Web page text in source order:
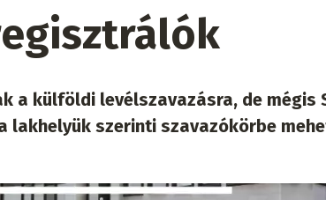
a külföldi levélszavazásra, de mégis
szerinti szavazókörbe